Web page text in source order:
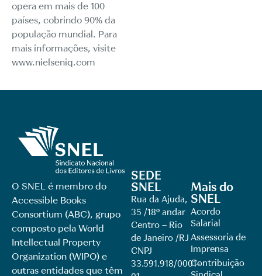
opera em mais de 100
países, cobrindo 90% da
população mundial. Para
mais informações, visite
www.nielseniq.com
O SNEL é membro do
Accessible Books
Consortium (ABC), grupo
composto pela World
Intellectual Property
Organization (WIPO) e
outras entidades que têm
SEDE
SNEL
Rua da Ajuda,
35 /18º andar
Centro – Rio
de Janeiro /RJ
CNPJ
33.591.918/0001-
Mais do
SNEL
Acordo
Salarial
Assessoria de
Imprensa
Contribuição